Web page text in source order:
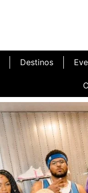
Destinos
Inauguração